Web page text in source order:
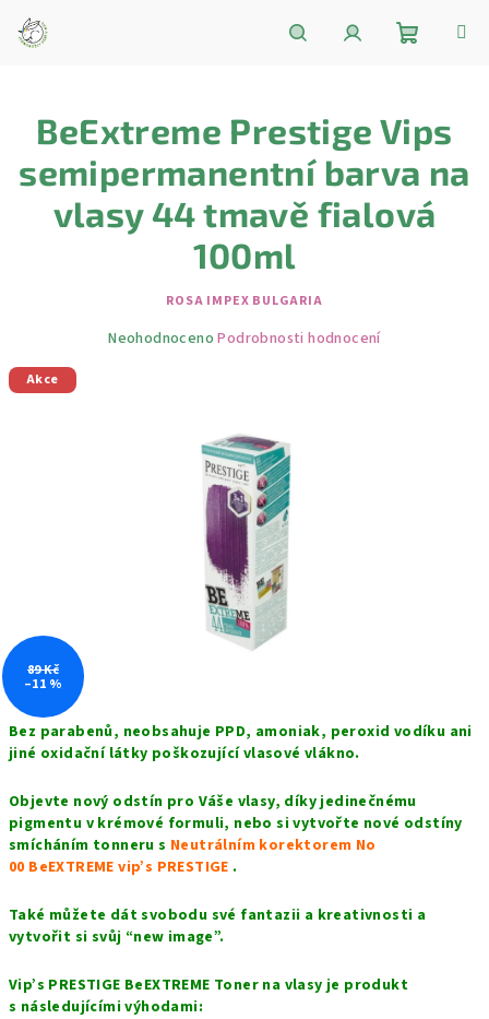
obsah
košík
Bez parabenů, neobsahuje PPD, amoniak, peroxid vodíku ani
jiné oxidační látky poškozující vlasové vlákno.
Objevte nový odstín pro Váše vlasy, díky jedinečnému
pigmentu v krémové formuli, nebo si vytvořte nové odstíny
smícháním tonneru s Neutrálním korektorem No
00 BeEXTREME vip’s PRESTIGE .
Také můžete dát svobodu své fantazii a kreativnosti a
vytvořit si svůj “new image”.
Vip’s PRESTIGE BeEXTREME Toner na vlasy je produkt
s následujícími výhodami:
BeExtreme Prestige Vips
semipermanentní barva na
vlasy 44 tmavě fialová
100ml
ROSA IMPEX BULGARIA
Průměrné
Neohodnoceno Podrobnosti hodnocení
Akce
89 Kč
–11 %